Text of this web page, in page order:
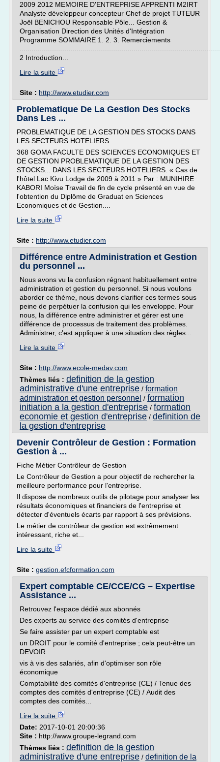
2009 2012 MEMOIRE D'ENTREPRISE APPRENTI M2IRT
Analyste développeur concepteur Chef de projet TUTEUR
Joël BENICHOU Responsable Pôle... Gestion &
Organisation Direction des Unités d'Intégration
Programme SOMMAIRE 1. 2. 3. Remerciements
2 Introduction...
Lire la suite
Site : http://www.etudier.com
Problematique De La Gestion Des Stocks
Dans Les ...
PROBLEMATIQUE DE LA GESTION DES STOCKS DANS
LES SECTEURS HOTELIERS
368 GOMA FACULTE DES SCIENCES ECONOMIQUES ET
DE GESTION PROBLEMATIQUE DE LA GESTION DES
STOCKS... DANS LES SECTEURS HOTELIERS. « Cas de
l'hôtel Lac Kivu Lodge de 2009 à 2011 » Par : MUNIHIRE
KABORI Moïse Travail de fin de cycle présenté en vue de
l'obtention du Diplôme de Graduat en Sciences
Economiques et de Gestion....
Lire la suite
Site : http://www.etudier.com
Différence entre Administration et Gestion
du personnel ...
Nous avons vu la confusion régnant habituellement entre
administration et gestion du personnel. Si nous vou­lons
aborder ce thème, nous devons clarifier ces termes sous
peine de perpétuer la confusion qui les enveloppe. Pour
nous, la différence entre administrer et gérer est une
différence de processus de traitement des problèmes.
Administrer, c'est appliquer à une situation des règles...
Lire la suite
Site : http://www.ecole-medav.com
Thèmes liés : definition de la gestion
administrative d'une entreprise / formation
administration et gestion personnel / formation
initiation a la gestion d'entreprise / formation
economie et gestion d'entreprise / definition de
la gestion d'entreprise
Devenir Contrôleur de Gestion : Formation
Gestion à ...
Fiche Métier Contrôleur de Gestion
Le Contrôleur de Gestion a pour objectif de rechercher la
meilleure performance pour l'entreprise.
Il dispose de nombreux outils de pilotage pour analyser les
résultats économiques et financiers de l'entreprise et
détecter d'éventuels écarts par rapport à ses prévisions.
Le métier de contrôleur de gestion est extrêmement
intéressant, riche et...
Lire la suite
Site : gestion.efcformation.com
Expert comptable CE/CCE/CG – Expertise
Assistance ...
Retrouvez l'espace dédié aux abonnés
Des experts au service des comités d'entreprise
Se faire assister par un expert comptable est
un DROIT pour le comité d'entreprise ; cela peut-être un
DEVOIR
vis à vis des salariés, afin d'optimiser son rôle
économique
Comptabilité des comités d'entreprise (CE) / Tenue des
comptes des comités d'entreprise (CE) / Audit des
comptes des comités...
Lire la suite
Date: 2017-10-01 20:00:36
Site : http://www.groupe-legrand.com
Thèmes liés : definition de la gestion
administrative d'une entreprise / definition de la